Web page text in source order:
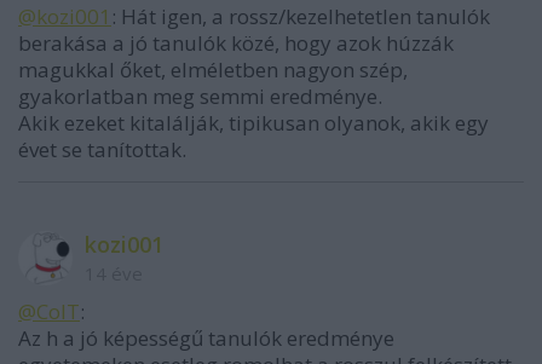
@kozi001 : Hát igen, a rossz/kezelhetetlen tanulók
berakása a jó tanulók közé, hogy azok húzzák
magukkal őket, elméletben nagyon szép,
gyakorlatban meg semmi eredménye.
Akik ezeket kitalálják, tipikusan olyanok, akik egy
évet se tanítottak.
kozi001
@ColT:
Az h a jó képességű tanulók eredménye